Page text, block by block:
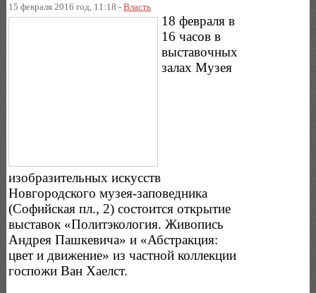
15 февраля 2016 год, 11:18 -Власть
18 февраля в
16 часов в
выставочных
залах Музея
изобразительных искусств
Новгородского музея-заповедника
(Софийская пл., 2) состоится открытие
выставок «Политэкология. Живопись
Андрея Пашкевича» и «Абстракция:
цвет и движение» из частной коллекции
госпожи Ван Хаелст.